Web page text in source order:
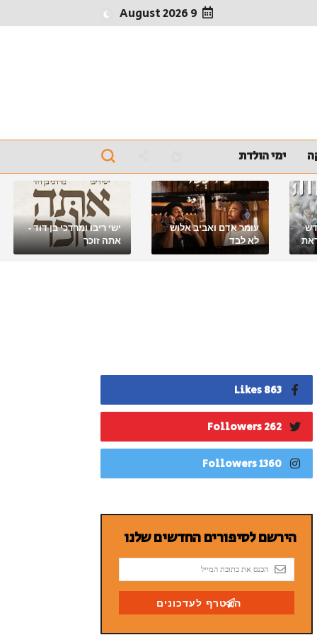
9 August 2026
ימי הולדת
עומר אדם ואביב אלוש
לא לבד
ישי ריבו ומרדכי בן דוד -
אתה זוכר
863 Likes
262 Followers
1360 Followers